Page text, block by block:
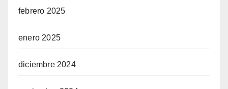
febrero 2025
enero 2025
diciembre 2024